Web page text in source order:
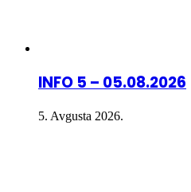
INFO 5 – 05.08.2026
5. Avgusta 2026.